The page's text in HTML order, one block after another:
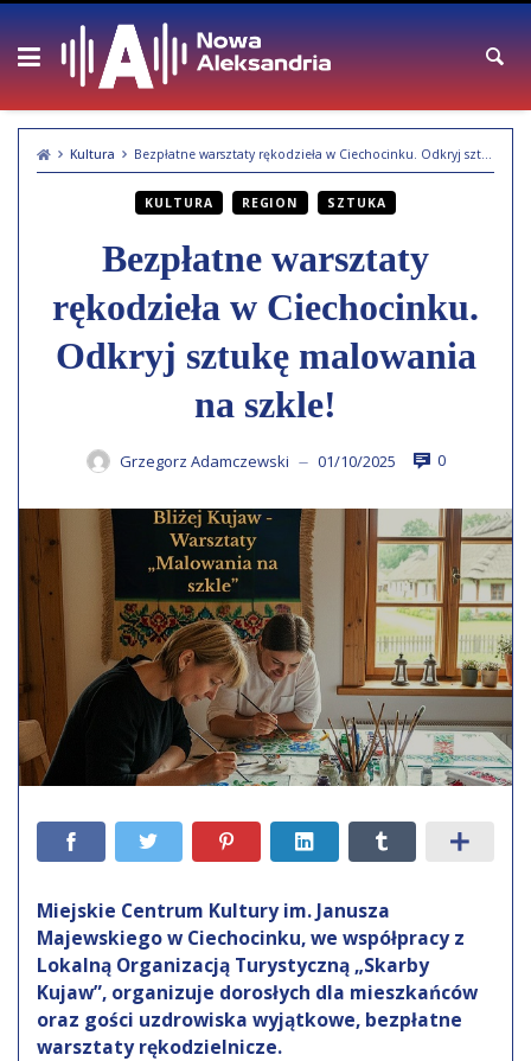
Skip
content
Kultura Bezpłatne warsztaty rękodzieła w Ciechocinku. Odkryj sztukę malowania na szkle!
KULTURA REGION SZTUKA
Bezpłatne warsztaty
rękodzieła w Ciechocinku.
Odkryj sztukę malowania
na szkle!
Grzegorz Adamczewski — 01/10/2025 0
Miejskie Centrum Kultury im. Janusza
Majewskiego w Ciechocinku, we współpracy z
Lokalną Organizacją Turystyczną „Skarby
Kujaw”, organizuje dorosłych dla mieszkańców
oraz gości uzdrowiska wyjątkowe, bezpłatne
warsztaty rękodzielnicze.